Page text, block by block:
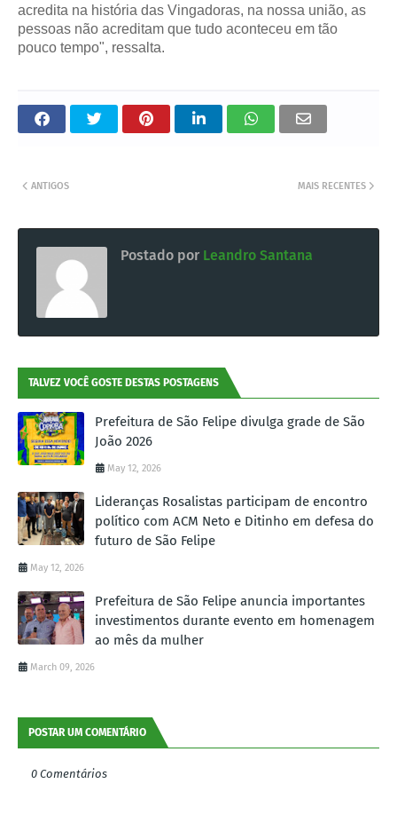
acredita na história das Vingadoras, na nossa união, as
pessoas não acreditam que tudo aconteceu em tão
pouco tempo", ressalta.
MAIS RECENTES
ANTIGOS
Postado por Leandro Santana
TALVEZ VOCÊ GOSTE DESTAS POSTAGENS
Prefeitura de São Felipe divulga grade de São
João 2026
May 12, 2026
Lideranças Rosalistas participam de encontro
político com ACM Neto e Ditinho em defesa do
futuro de São Felipe
May 12, 2026
Prefeitura de São Felipe anuncia importantes
investimentos durante evento em homenagem
ao mês da mulher
March 09, 2026
POSTAR UM COMENTÁRIO
0 Comentários